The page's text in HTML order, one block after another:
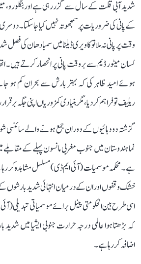
شدید آبی قلت کے سال سے گزر رہی ہے اور بنگلورو،
کے پانی کی ضروریات پر سمجھوتہ نہیں کیا جا سکتا۔ دوسری
وقت پر پانی نہ ملا تو کاویری ڈیلٹا میں سمبا دھان کی
کسان میٹور ڈیم سے بروقت پانی پر انحصار کرتے ہیں۔
ہوئے امید ظاہر کی کہ بہتر بارش سے بحران کم ہو
ریلیف تو فراہم کر دیا، مگر بنیادی کمزوریاں اپنی جگہ
گزشتہ دو دہائیوں کے دوران جمع ہونے والے سائنسی
نما ہندوستان میں جنوب مغربی مانسون پہلے کے مقابلے
ہے۔ محکمہ موسمیات (آئی ایم ڈی) مسلسل مشاہدہ کر
خشک وقفوں اور ان کے درمیان انتہائی شدید بارشوں
اسی طرح بین الحکومتی پینل برائے موسمیاتی تبدیلی
کہ بڑھتا ہوا عالمی درجہ حرارت جنوبی ایشیا میں
اضافہ کر رہا ہے۔